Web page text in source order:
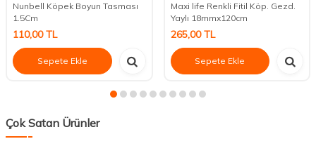
Nunbell Köpek Boyun Tasması
1.5Cm
110,00TL
Sepete Ekle
Maxi life Renkli Fitil Köp. Gezd.
Yaylı 18mmx120cm
265,00TL
Sepete Ekle
Çok Satan Ürünler